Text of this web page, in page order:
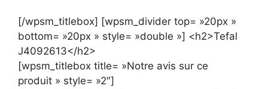
[/wpsm_titlebox] [wpsm_divider top= »20px »
bottom= »20px » style= »double »] <h2>Tefal
J4092613</h2>
[wpsm_titlebox title= »Notre avis sur ce
produit » style= »2″]